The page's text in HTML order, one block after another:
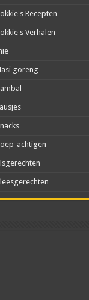
Recepten
Verhalen
goreng
achtigen